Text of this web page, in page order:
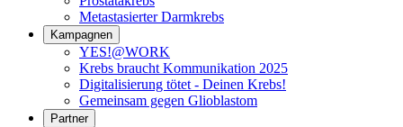
Metastasierter Darmkrebs
Kampagnen
YES!@WORK
Krebs braucht Kommunikation 2025
Digitalisierung tötet - Deinen Krebs!
Gemeinsam gegen Glioblastom
Partner